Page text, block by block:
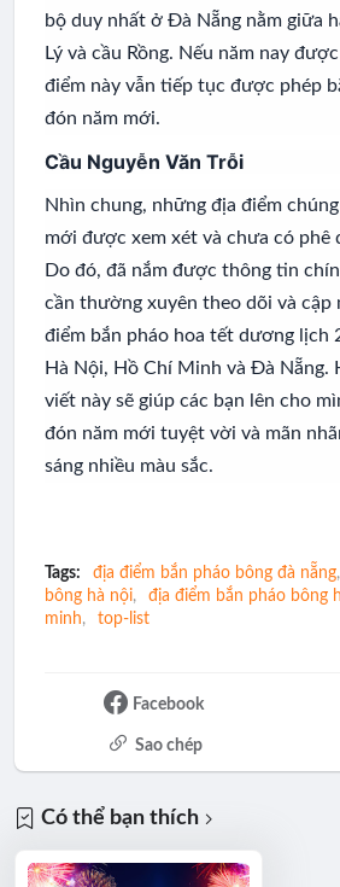
bộ duy nhất ở Đà Nẵng nằm giữa
Lý và cầu Rồng. Nếu năm nay
điểm này vẫn tiếp tục được phép
đón năm mới.
Cầu Nguyễn Văn Trỗi
Nhìn chung, những địa điểm
mới được xem xét và chưa có phê
Do đó, đã nắm được thông tin
cần thường xuyên theo dõi và cập
điểm bắn pháo hoa tết dương lịch
Hà Nội, Hồ Chí Minh và Đà Nẵng.
viết này sẽ giúp các bạn lên cho
đón năm mới tuyệt vời và mãn
sáng nhiều màu sắc.
Tags: địa điểm bắn pháo bông đà nẵng
bông hà nội
địa điểm bắn pháo bông
minh
top-list
Facebook
Sao chép
Có thể bạn thích